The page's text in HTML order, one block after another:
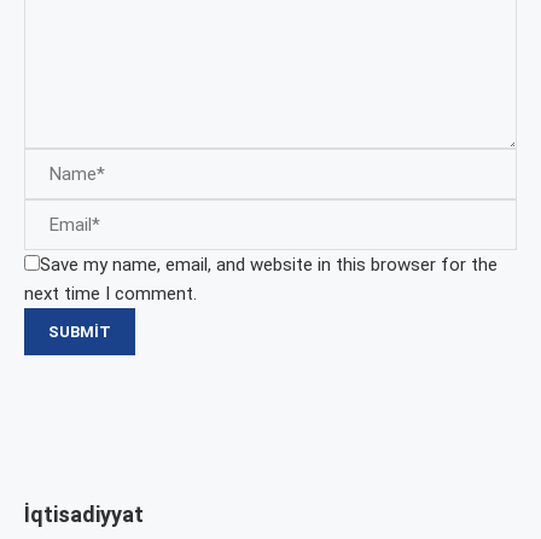
Save my name, email, and website in this browser for the
next time I comment.
İqtisadiyyat